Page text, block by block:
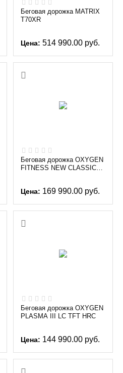
Беговая дорожка MATRIX
T70XR
Цена: 514 990.00 руб.
Беговая дорожка OXYGEN
FITNESS NEW CLASSIC
Цена: 169 990.00 руб.
Беговая дорожка OXYGEN
PLASMA III LC TFT HRC
Цена: 144 990.00 руб.